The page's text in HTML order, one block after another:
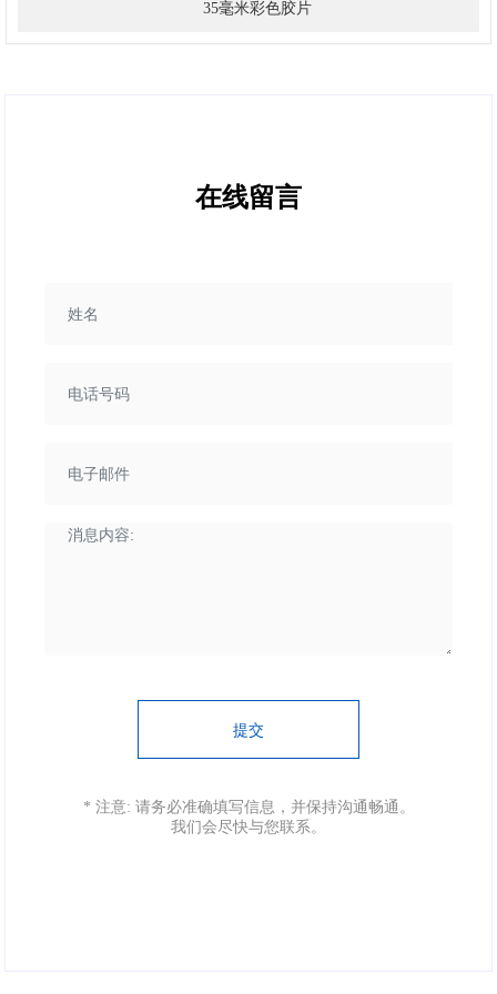
35毫米彩色胶片
在线留言
提交
* 注意: 请务必准确填写信息，并保持沟通畅通。
我们会尽快与您联系。